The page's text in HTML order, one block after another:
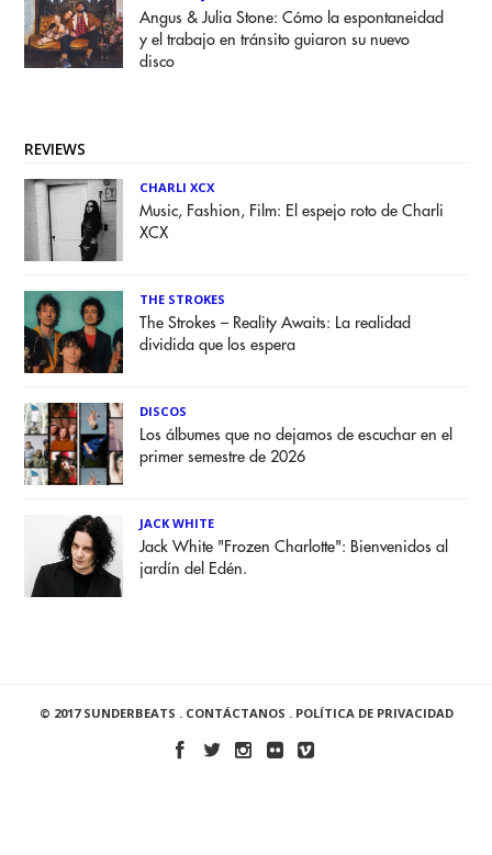
Angus & Julia Stone: Cómo la espontaneidad
y el trabajo en tránsito guiaron su nuevo
disco
REVIEWS
CHARLI XCX
Music, Fashion, Film: El espejo roto de Charli
XCX
THE STROKES
The Strokes – Reality Awaits: La realidad
dividida que los espera
DISCOS
Los álbumes que no dejamos de escuchar en el
primer semestre de 2026
JACK WHITE
Jack White "Frozen Charlotte": Bienvenidos al
jardín del Edén.
© 2017 SUNDERBEATS . CONTÁCTANOS . POLÍTICA DE PRIVACIDAD